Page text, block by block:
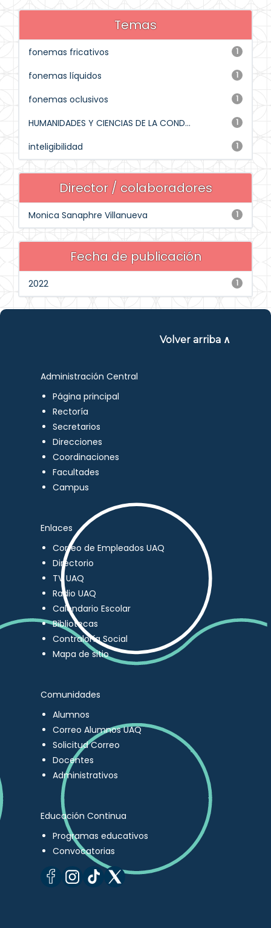
Temas
1
fonemas fricativos
1
fonemas líquidos
1
fonemas oclusivos
1
HUMANIDADES Y CIENCIAS DE LA COND...
1
inteligibilidad
Director / colaboradores
1
Monica Sanaphre Villanueva
Fecha de publicación
1
2022
Volver arriba ∧
Administración Central
Página principal
Rectoría
Secretarios
Direcciones
Coordinaciones
Facultades
Campus
Enlaces
Correo de Empleados UAQ
Directorio
TV UAQ
Radio UAQ
Calendario Escolar
Bibliotecas
Contraloría Social
Mapa de sitio
Comunidades
Alumnos
Correo Alumnos UAQ
Solicitud Correo
Docentes
Administrativos
Educación Continua
Programas educativos
Convocatorias